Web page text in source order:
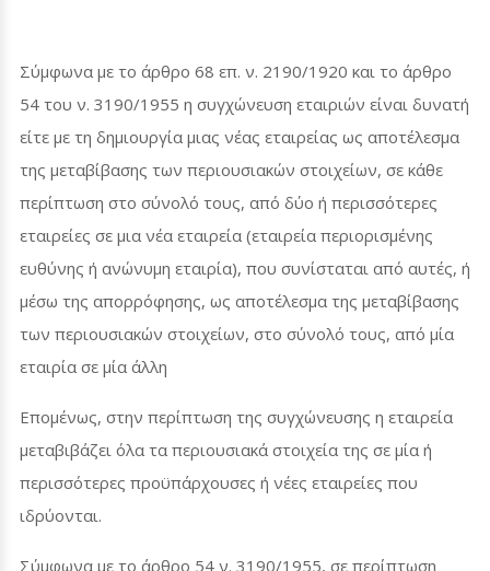
Σύμφωνα με το άρθρο 68 επ. ν. 2190/1920 και το άρθρο
54 του ν. 3190/1955 η συγχώνευση εταιριών είναι δυνατή
είτε με τη δημιουργία μιας νέας εταιρείας ως αποτέλεσμα
της μεταβίβασης των περιουσιακών στοιχείων, σε κάθε
περίπτωση στο σύνολό τους, από δύο ή περισσότερες
εταιρείες σε μια νέα εταιρεία (εταιρεία περιορισμένης
ευθύνης ή ανώνυμη εταιρία), που συνίσταται από αυτές, ή
μέσω της απορρόφησης, ως αποτέλεσμα της μεταβίβασης
των περιουσιακών στοιχείων, στο σύνολό τους, από μία
εταιρία σε μία άλλη
Επομένως, στην περίπτωση της συγχώνευσης η εταιρεία
μεταβιβάζει όλα τα περιουσιακά στοιχεία της σε μία ή
περισσότερες προϋπάρχουσες ή νέες εταιρείες που
ιδρύονται.
Σύμφωνα με το άρθρο 54 ν. 3190/1955, σε περίπτωση